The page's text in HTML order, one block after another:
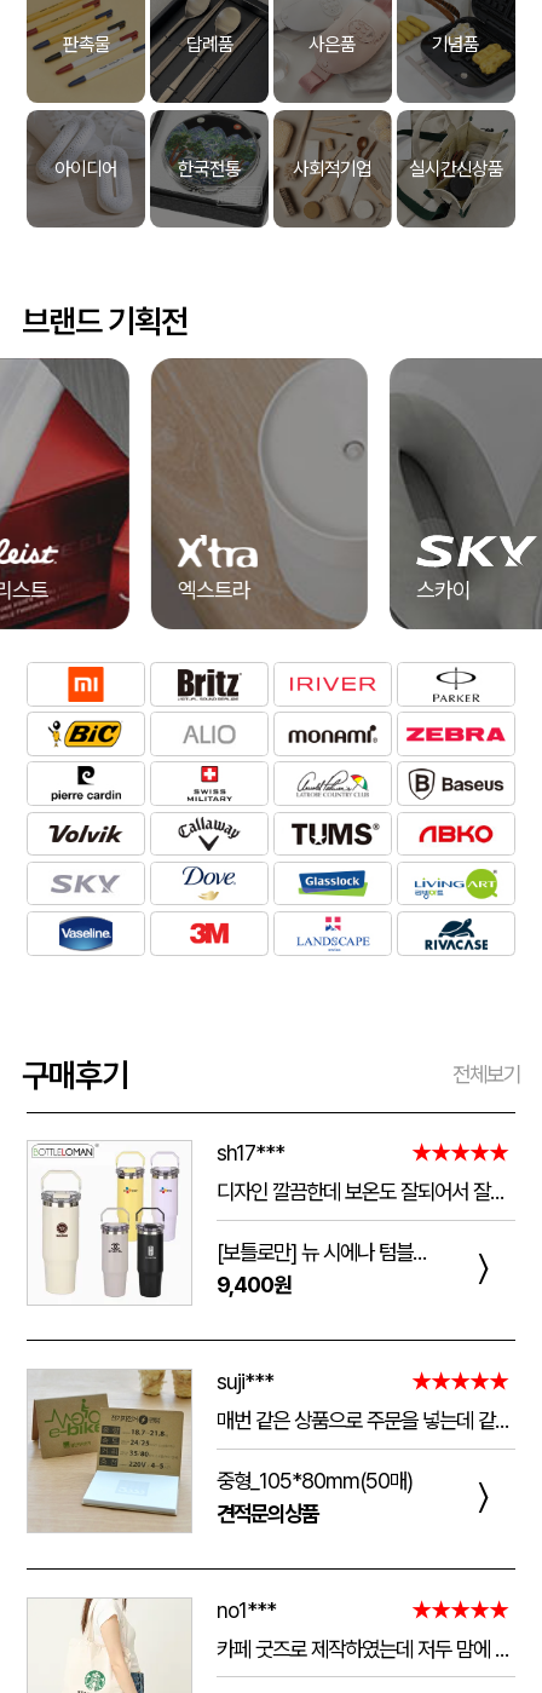
판촉물 답례품 사은품 기념품
아이디어 한국전통 사회적기업 실시간신상품
브랜드 기획전
엑스트라
구매후기 전체보기
sh17***
★★★★★
디자인 깔끔한데 보온도 잘되어서 잘쓰고 있습니다 선물용으로 좋네요 하단에 실리콘 밀림방지 없는건 좀 아쉽네요
[보틀로만] 뉴 시에나 텀블러 900ml
9,400원
〉
suji***
★★★★★
매번 같은 상품으로 주문을 넣는데 같은 품질로 받을 수 있어서 좋습니다. 배송 기간도 적당히 잘오는거 같아요. 앞으로도 계속 이용할꺼 같습니다. 지금과 같은 품질로 유지해주세요!!
중형_105*80mm(50매)
견적문의상품
〉
no1***
★★★★★
카페 굿즈로 제작하였는데 저두 맘에 들고 손님들도 맘에 들어하세요. 저두 매일 들고 다니는데 탄탄해서 좋아요.가격도 맘에 들어서 벌써 3번째 주문했어요.진행 과정에 있어서도 상담 직원분들 세심하고 친절하세요.